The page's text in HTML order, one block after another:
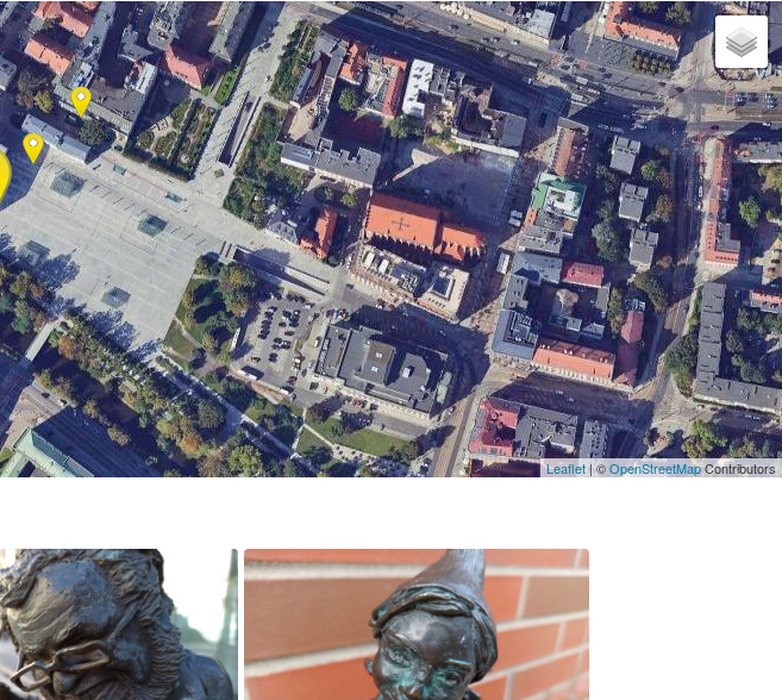
Leaflet| ©OpenStreetMapContributors